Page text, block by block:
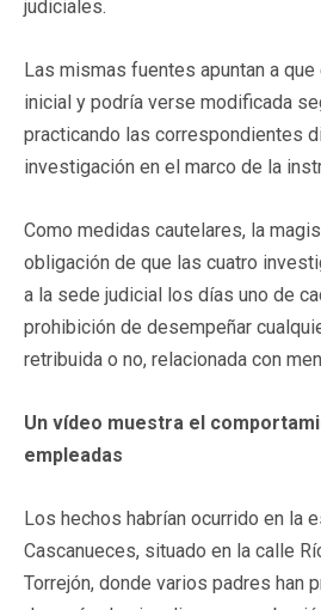
judiciales.
Las mismas fuentes apuntan a
inicial y podría verse modificada
practicando las correspondientes
investigación en el marco de la
Como medidas cautelares, la
obligación de que las cuatro
a la sede judicial los días uno de
prohibición de desempeñar
retribuida o no, relacionada con
Un vídeo muestra el
empleadas
Los hechos habrían ocurrido en la
Cascanueces, situado en la calle
Torrejón, donde varios padres han